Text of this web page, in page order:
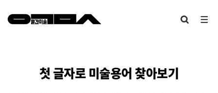
첫 글자로 미술용어 찾아보기